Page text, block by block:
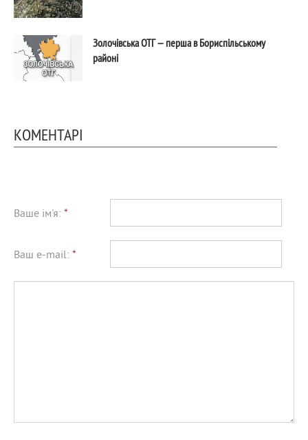
Золочівська ОТГ — перша в Бориспільському
районі
КОМЕНТАРІ
Ваше ім'я: *
Ваш e-mail: *